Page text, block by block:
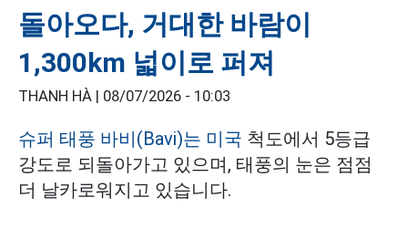
돌아오다, 거대한 바람이
1,300km 넓이로 퍼져
THANH HÀ | 08/07/2026 - 10:03
슈퍼 태풍 바비(Bavi)는 미국 척도에서 5등급
강도로 되돌아가고 있으며, 태풍의 눈은 점점
더 날카로워지고 있습니다.